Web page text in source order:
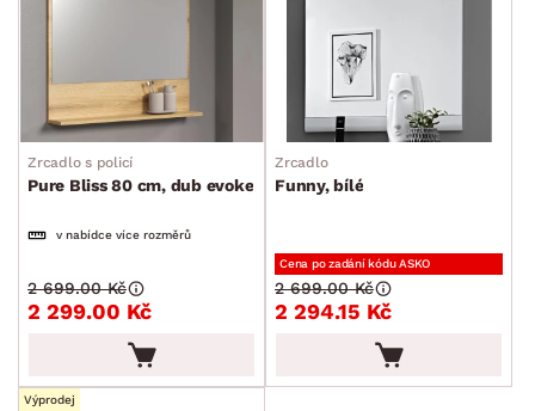
Zrcadlo s policí
Pure Bliss 80 cm, dub evoke
v nabídce více rozměrů
2 299.00 Kč
2 699.00 Kč
Zrcadlo
Funny, bílé
Cena po zadání kódu ASKO
2 294.15 Kč
2 699.00 Kč
Výprodej